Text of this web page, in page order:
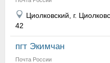
Циолковский, г.
42
пгт Экимчан
Почта России